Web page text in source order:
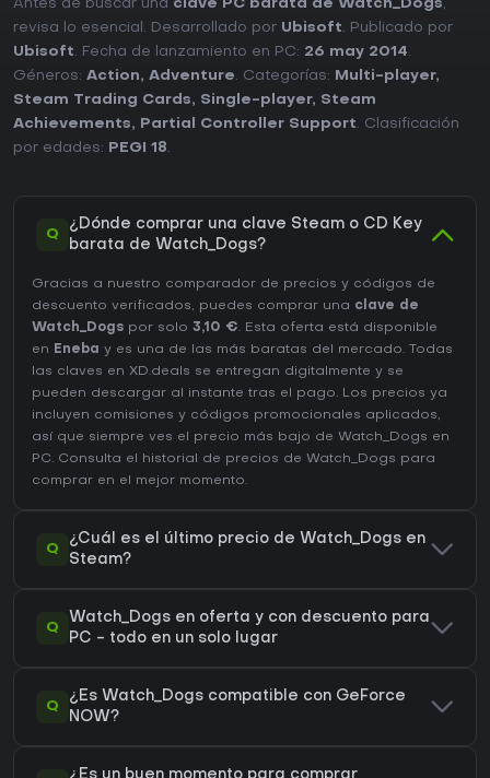
Antes de buscar una clave PC barata de Watch_Dogs,
revisa lo esencial. Desarrollado por Ubisoft. Publicado por
Ubisoft. Fecha de lanzamiento en PC: 26 may 2014.
Géneros: Action, Adventure. Categorías: Multi-player,
Steam Trading Cards, Single-player, Steam
Achievements, Partial Controller Support. Clasificación
por edades:
PEGI 18.
Q
¿Dónde comprar una clave Steam o CD Key
barata de Watch_Dogs?
Gracias a nuestro comparador de precios y códigos de
descuento verificados, puedes comprar una clave de
Watch_Dogs por solo 3,10 €. Esta oferta está disponible
en Eneba y es una de las más baratas del mercado. Todas
las claves en XD.deals se entregan digitalmente y se
pueden descargar al instante tras el pago. Los precios ya
incluyen comisiones y códigos promocionales aplicados,
así que siempre ves el precio más bajo de Watch_Dogs en
PC. Consulta el historial de precios de Watch_Dogs para
comprar en el mejor momento.
Q
¿Cuál es el último precio de Watch_Dogs en
Steam?
Q
Watch_Dogs en oferta y con descuento para
PC - todo en un solo lugar
Q
¿Es Watch_Dogs compatible con GeForce
NOW?